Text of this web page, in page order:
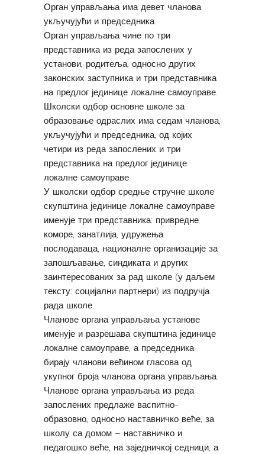
Орган управљања има девет чланова
укључујући и председника.
Орган управљања чине по три
представника из реда запослених у
установи, родитеља, односно других
законских заступника и три представника
на предлог јединице локалне самоуправе.
Школски одбор основне школе за
образовање одраслих има седам чланова,
укључујући и председника, од којих
четири из реда запослених и три
представника на предлог јединице
локалне самоуправе.
У школски одбор средње стручне школе
скупштина јединице локалне самоуправе
именује три представника: привредне
коморе, занатлија, удружења
послодаваца, националне организације за
запошљавање, синдиката и других
заинтересованих за рад школе (у даљем
тексту: социјални партнери) из подручја
рада школе.
Чланове органа управљања установе
именује и разрешава скупштина јединице
локалне самоуправе, а председника
бирају чланови већином гласова од
укупног броја чланова органа управљања.
Чланове органа управљања из реда
запослених предлаже васпитно-
образовно, односно наставничко веће, за
школу са домом – наставничко и
педагошко веће, на заједничкој седници, а